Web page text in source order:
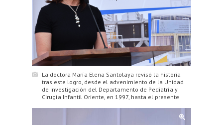
La doctora María Elena Santolaya revisó la historia
tras este logro, desde el advenimiento de la Unidad
de Investigación del Departamento de Pediatría y
Cirugía Infantil Oriente, en 1997, hasta el presente